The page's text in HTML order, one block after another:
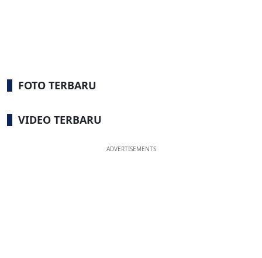
FOTO TERBARU
VIDEO TERBARU
ADVERTISEMENTS